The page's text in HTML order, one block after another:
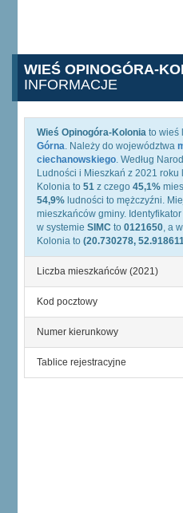
WIEŚ OPINOGÓRA-
INFORMACJE
Wieś Opinogóra-Kolonia to wieś
Górna. Należy do województwa
ciechanowskiego. Według
Ludności i Mieszkań z 2021
Kolonia to 51 z czego 45,1%
54,9% ludności to mężczyźni.
mieszkańców gminy.
w systemie SIMC to 0121650, a
Kolonia to (20.730278,
Liczba mieszkańców (2021)
Kod pocztowy
Numer kierunkowy
Tablice rejestracyjne